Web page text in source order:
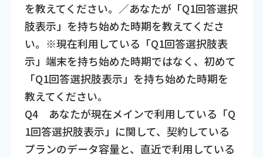
を教えてください。／あなたが「Q1回答選択
肢表示」を持ち始めた時期を教えてくださ
い。※現在利用している「Q1回答選択肢表
示」端末を持ち始めた時期ではなく、初めて
「Q1回答選択肢表示」を持ち始めた時期を
教えてください。
Q4 あなたが現在メインで利用している「Q
1回答選択肢表示」に関して、契約している
プランのデータ容量と、直近で利用している